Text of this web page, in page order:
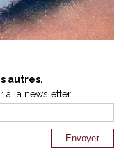
autres.
à la newsletter :